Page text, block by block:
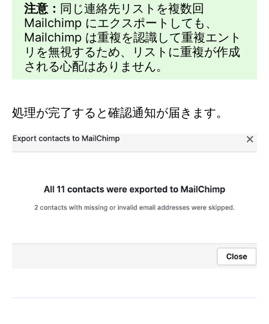
注意： 同じ連絡先リストを複数回
Mailchimp にエクスポートしても、
Mailchimp は重複を認識して重複エント
リを無視するため、リストに重複が作成
される心配はありません。
処理が完了すると確認通知が届きます。